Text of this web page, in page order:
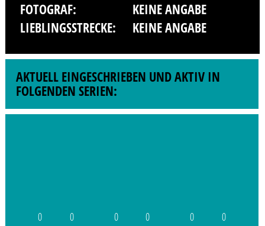
FOTOGRAF:
KEINE ANGABE
LIEBLINGSSTRECKE:
KEINE ANGABE
AKTUELL EINGESCHRIEBEN UND AKTIV IN
FOLGENDEN SERIEN:
0
0
0
0
0
0